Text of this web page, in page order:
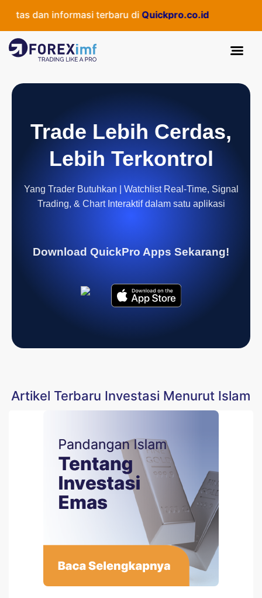
dan informasi terbaru diQuickpro.co.id
Trade Lebih Cerdas,
Lebih Terkontrol
Yang Trader Butuhkan | Watchlist Real-Time, Signal
Trading, & Chart Interaktif dalam satu aplikasi
Download QuickPro Apps Sekarang!
Artikel Terbaru Investasi Menurut Islam